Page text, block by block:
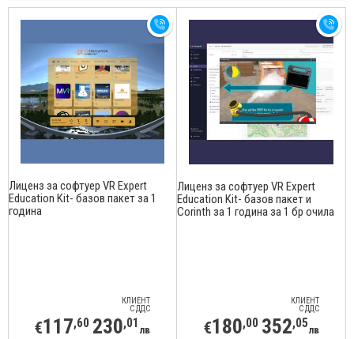
Лиценз за софтуер VR Expert
Education Kit- базов пакет за 1
година
КЛИЕНТ
С ДДС
€117,60 230,01 лв
Лиценз за софтуер VR Expert
Education Kit- базов пакет и
Corinth за 1 година за 1 бр очила
КЛИЕНТ
С ДДС
€180,00 352,05лв